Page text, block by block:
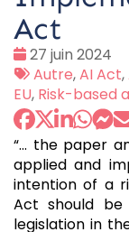
Act
Date
:
27 juin 2024
Tags
:
Autre,AI Act,
EU, Risk-based
“... the paper
applied and
intention of a
Act should be
legislation in